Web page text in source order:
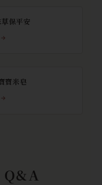
保平安
→
寶米皂
→
Q&A